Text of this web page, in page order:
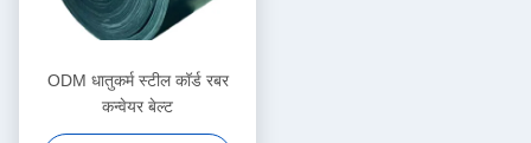
ODM धातुकर्म स्टील कॉर्ड रबर
कन्वेयर बेल्ट